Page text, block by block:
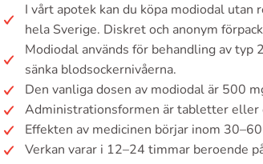
I vårt apotek kan du köpa modiodal
hela Sverige. Diskret och anonym
Modiodal används för behandling av
sänka blodsockernivåerna.
Den vanliga dosen av modiodal är 500
Administrationsformen är tabletter eller
Effekten av medicinen börjar inom
Verkan varar i 12–24 timmar beroende